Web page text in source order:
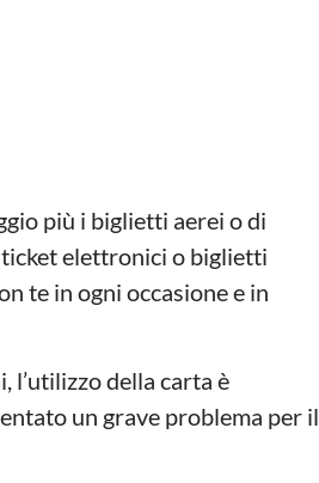
più i biglietti aerei o di
elettronici o biglietti
te in ogni occasione e in
l’utilizzo della carta è
un grave problema per il